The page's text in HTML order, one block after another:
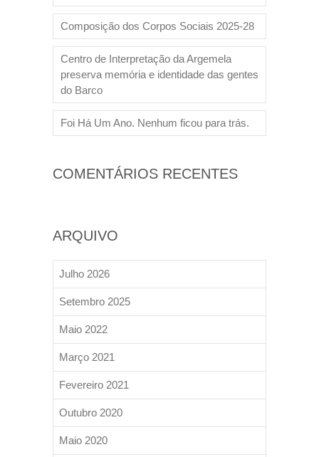
Composição dos Corpos Sociais 2025-28
Centro de Interpretação da Argemela
preserva memória e identidade das gentes
do Barco
Foi Há Um Ano. Nenhum ficou para trás.
COMENTÁRIOS RECENTES
ARQUIVO
Julho 2026
Setembro 2025
Maio 2022
Março 2021
Fevereiro 2021
Outubro 2020
Maio 2020